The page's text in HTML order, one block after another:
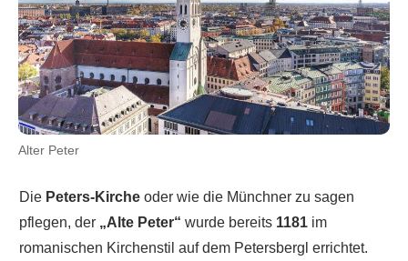
Alter Peter
Die Peters-Kirche oder wie die Münchner zu sagen
pflegen, der „Alte Peter“ wurde bereits 1181 im
romanischen Kirchenstil auf dem Petersbergl errichtet.